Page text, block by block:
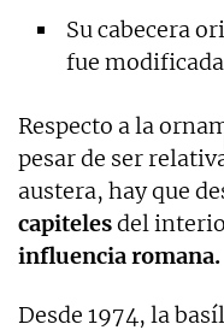
Su cabecera
fue
Respecto a la
pesar de ser
austera, hay que
capitelesdel
influencia romana.
Desde 1974, la